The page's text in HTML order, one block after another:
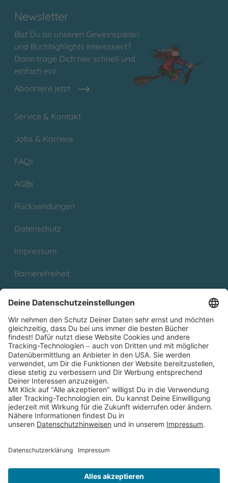
Newsletter
Bist Du an unseren Gewinnspielen
und Buchhighlights interessiert?
Dann trage Dich hier schnell und
einfach ein!
Abonniere jetzt
Service & Kontakt
Jobs & Karriere
FAQs
AGBs
Rücksendungen
Datenschutz
Impressum
Barrierefreiheit
Partnerprogramm (Affiliate)
Folge uns auf
* Versandkostenfrei ab 9,00 € Bestellwert innerhalb
Deutschlands
** Lieferzeit 1-3 Werktage innerhalb Deutschlands
Thienemann-Esslinger Verlag GmbH, Blumenstraße 36, D-70182